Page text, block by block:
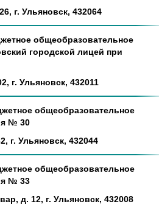
г. Ульяновск, 432064
общеобразовательное
городской лицей при
г. Ульяновск, 432011
общеобразовательное
№ 30
г. Ульяновск, 432044
общеобразовательное
№ 33
д. 12, г. Ульяновск, 432008